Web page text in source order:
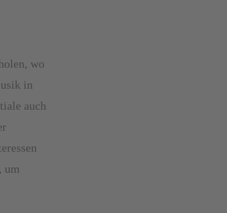
wo
in
auch
um